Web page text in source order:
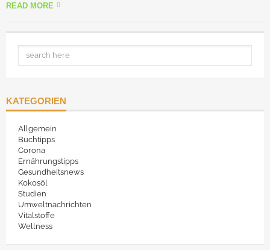
READ MORE
KATEGORIEN
Allgemein
Buchtipps
Corona
Ernährungstipps
Gesundheitsnews
Kokosöl
Studien
Umweltnachrichten
Vitalstoffe
Wellness